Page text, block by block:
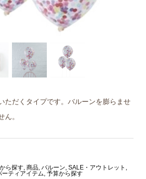
ただくタイプです。バルーンを膨らませ
ん。
ら探す, 商品, バルーン, SALE・アウトレット ,
ーティアイテム, 予算から探す